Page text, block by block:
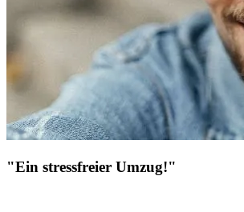
"Ein stressfreier Umzug!"